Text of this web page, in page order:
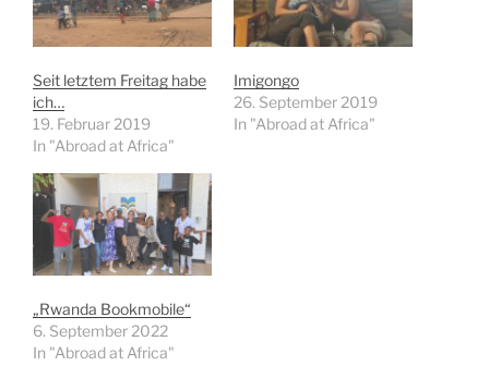
Seit letztem Freitag habe
ich…
19. Februar 2019
In "Abroad at Africa"
Imigongo
26. September 2019
In "Abroad at Africa"
„Rwanda Bookmobile“
6. September 2022
In "Abroad at Africa"